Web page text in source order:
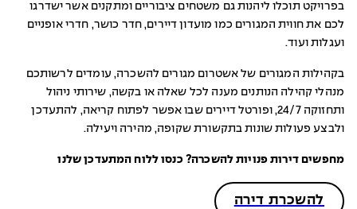
בפרויקט תוכלו ליהנות גם משטחים ציבוריים ומתקנים אשר ישדרגו
לכם את חווית המגורים כמו מועדון דיירים, חדר כושר, חדרי אופניים
ועגלות ועוד.
בקהילות המגורים של אשטרום מגורים להשכרה, עומדים לרשותכם
מנהלי קהילה הנותנים מענה לכל שאלה או בקשה, שירותי ניהול
ותחזוקה 24/7, ופורטל דיירים שבו אפשר לפתוח קריאה, להתעדכן
ולבצע פעולות שונות בתקשורת שקופה, מהירה ויעילה.
מחפשים דירות פנויות להשכרה? כנסו ללוח המתעדכן שלנו
להשכרת דירה